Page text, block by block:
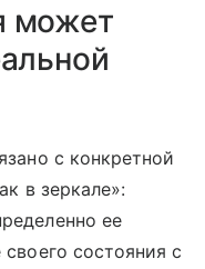
может
с конкретной
в зеркале»:
ее
состояния с